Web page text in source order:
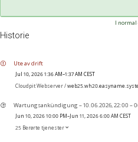
I
Historie
Ute av drift
Jul 10, 2026 1:36 AM–1:37 AM CEST
Cloudpit Webserver /
Wartungsankündigung – 10.06.2026, 22:00 –
Jun 10, 2026 10:00 PM–Jun 11, 2026 6:00 AM CEST
25 Berørte tjenester